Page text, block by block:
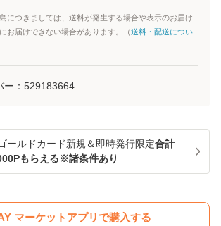
につきましては、送料が発生する場合や表示のお届け
お届けできない場合があります。（送料・配送につい
： 529183664
ールドカード新規＆即時発行限定合計
もらえる※諸条件あり
マーケットアプリで購入する